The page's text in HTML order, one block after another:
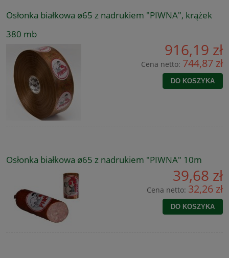
Osłonka białkowa ø65 z nadrukiem "PIWNA", krążek
380 mb
916,19 zł
Cena netto: 744,87 zł
DO KOSZYKA
Osłonka białkowa ø65 z nadrukiem "PIWNA" 10m
39,68 zł
Cena netto: 32,26 zł
DO KOSZYKA